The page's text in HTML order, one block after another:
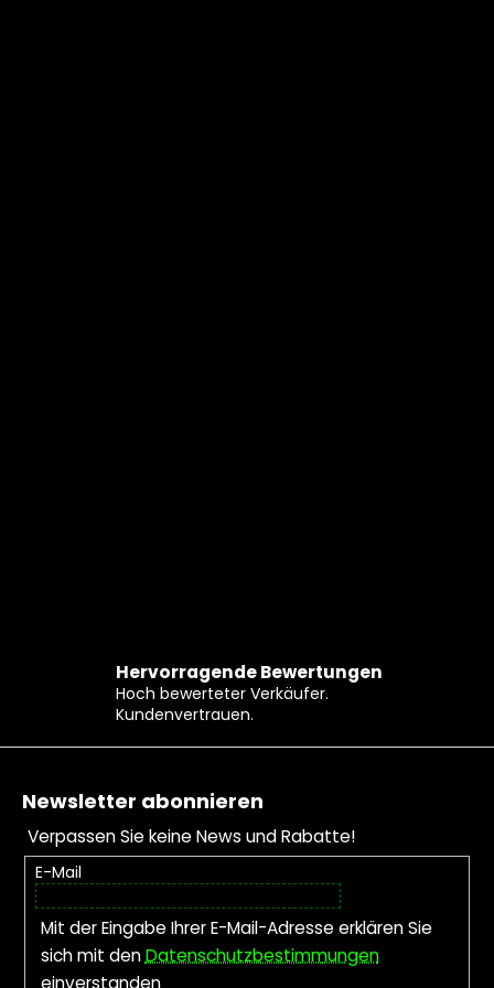
Hervorragende Bewertungen
Hoch bewerteter Verkäufer.
Kundenvertrauen.
Fußzeile
Newsletter abonnieren
Verpassen Sie keine News und Rabatte!
E-Mail
Mit der Eingabe Ihrer E-Mail-Adresse erklären Sie
sich mit denDatenschutzbestimmungen
einverstanden